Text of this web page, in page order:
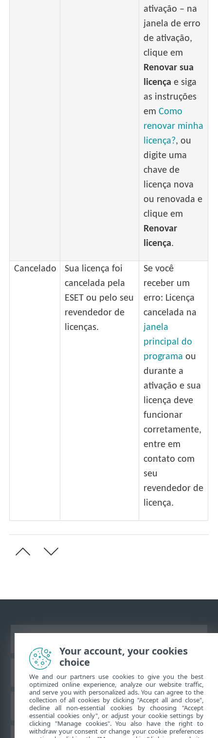
ativação – na
janela de erro
de ativação,
clique em
Renovar sua
licença e siga
as instruções
emComo
renovar minha
licença?, ou
digite uma
chave de
licença nova
ou renovada e
clique em
Renovar
licença.
Cancelado
Sua licença foi
cancelada pela
ESET ou pelo seu
revendedor de
licenças.
Se você
receber um
erro: Licença
cancelada na
janela
principal do
programa ou
durante a
ativação e sua
licença deve
funcionar
corretamente,
entre em
contato com
seu
revendedor de
licença.
Base de conhecimento da ESET
Fórum ESET
Your account, your cookies
choice
We and our partners use cookies to give you the best
optimized online experience, analyze our website traffic,
and serve you with personalized ads. You can agree to the
collection of all cookies by clicking "Accept all and close",
decline all non-essential cookies by choosing "Accept
essential cookies only", or adjust your cookie settings by
clicking "Manage cookies". You also have the right to
withdraw your consent or change your cookie preferences